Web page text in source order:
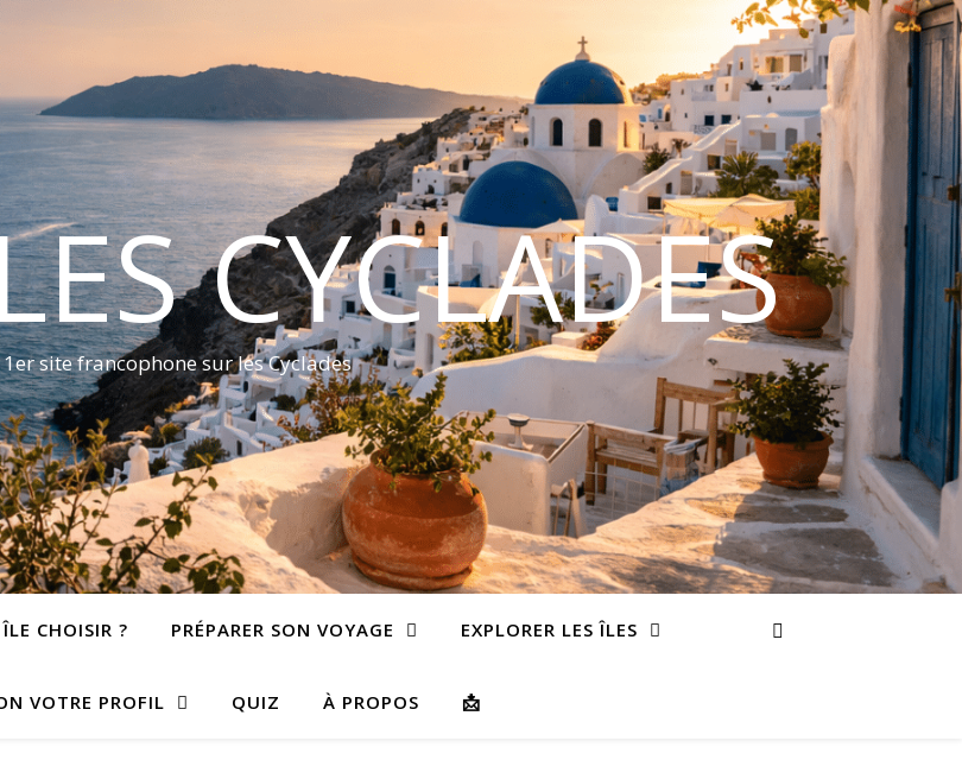
CYCLADES
1er site francophone sur les Cyclades
CHOISIR ? PRÉPARER SON VOYAGE EXPLORER LES ÎLES
VOTRE PROFIL QUIZ À PROPOS 📩